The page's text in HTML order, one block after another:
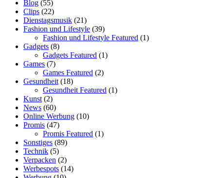
Blog (55)
Clips (22)
Dienstagsmusik (21)
Fashion und Lifestyle (39)
Fashion und Lifestyle Featured (1)
Gadgets (8)
Gadgets Featured (1)
Games (7)
Games Featured (2)
Gesundheit (18)
Gesundheit Featured (1)
Kunst (2)
News (60)
Online Werbung (10)
Promis (47)
Promis Featured (1)
Sonstiges (89)
Technik (5)
Verpacken (2)
Werbespots (14)